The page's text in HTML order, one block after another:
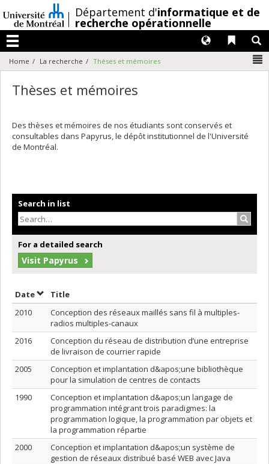
au
contenu
/Département d'informatique et de
recherche opérationnelle
Menu
Liens
Langues
Home La recherche Thèses et mémoires
Thèses et mémoires
Des thèses et mémoires de nos étudiants sont conservés et
consultables dans Papyrus, le dépôt institutionnel de l'Université
de Montréal.
Search in list
For a detailed search
Visit Papyrus
DateSort by date in ascending order
Title
2010
Conception des réseaux maillés sans fil à multiples-
radios multiples-canaux
2016
Conception du réseau de distribution d’une entreprise
de livraison de courrier rapide
2005
Conception et implantation d&apos;une bibliothèque
pour la simulation de centres de contacts
1990
Conception et implantation d&apos;un langage de
programmation intégrant trois paradigmes: la
programmation logique, la programmation par objets et
la programmation répartie
2000
Conception et implantation d&apos;un système de
gestion de réseaux distribué basé WEB avec Java